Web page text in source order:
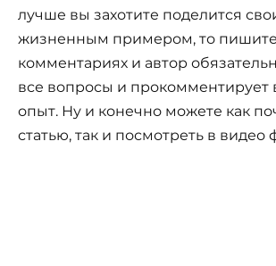
лучше вы захотите поделится
жизненным примером, то
комментариях и автор
все вопросы и
опыт. Ну и конечно можете как
статью, так и посмотреть в видео